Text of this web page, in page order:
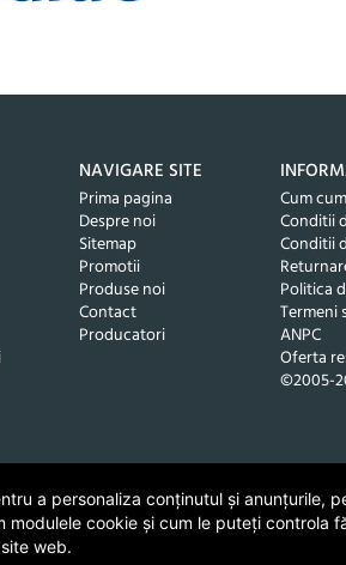
NAVIGARE SITE
Prima pagina
Despre noi
Sitemap
Promotii
Produse noi
Contact
Producatori
Cum
Conditii
Conditii
Politica
Termeni
ANPC
Oferta
©2005-
a personaliza conținutul și anunțurile,
cookie și cum le puteți controla
web.